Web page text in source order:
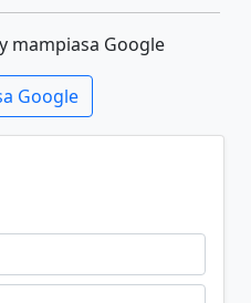
mampiasa Google
Google